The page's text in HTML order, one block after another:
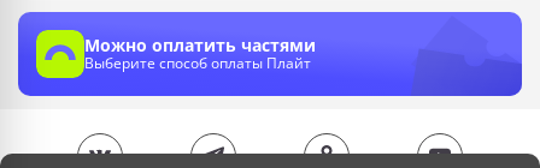
Можно оплатить частями
Выберите способ оплаты Плайт